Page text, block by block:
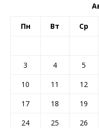
Пн Вт Ср
3
4 5
10
11 12
17
18 19
24
25 26